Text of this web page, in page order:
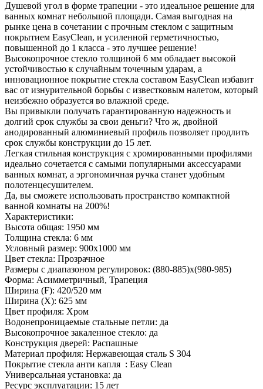
Душевой угол в форме трапеции - это идеальное решение для
ванных комнат небольшой площади. Самая выгодная на
рынке цена в сочетании с прочным стеклом с защитным
покрытием EasyClean, и усиленной герметичностью,
повышенной до 1 класса - это лучшее решение!
Высокопрочное стекло толщиной 6 мм обладает высокой
устойчивостью к случайным точечным ударам, а
инновационное покрытие стекла составом EasyClean избавит
вас от изнурительной борьбы с известковым налетом, который
неизбежно образуется во влажной среде.
Вы привыкли получать гарантированную надежность и
долгий срок службы за свои деньги? Что ж, двойной
анодированный алюминиевый профиль позволяет продлить
срок службы конструкции до 15 лет.
Легкая стильная конструкция с хромированными профилями
идеально сочетается с самыми популярными аксессуарами
ванных комнат, а эргономичная ручка станет удобным
полотенцесушителем.
Да, вы сможете использовать пространство компактной
ванной комнаты на 200%!
Характеристики:
Высота общая: 1950 мм
Толщина стекла: 6 мм
Условный размер: 900x1000 мм
Цвет стекла: Прозрачное
Размеры с диапазоном регулировок: (880-885)х(980-985)
Форма: Асимметричный, Трапеция
Ширина (F): 420/520 мм
Ширина (Х): 625 мм
Цвет профиля: Хром
Водонепроницаемые стальные петли: да
Высокопрочное закаленное стекло: да
Конструкция дверей: Распашные
Материал профиля: Нержавеющая сталь S 304
Покрытие стекла анти капля : Easy Clean
Универсальная установка: да
Ресурс эксплуатации: 15 лет